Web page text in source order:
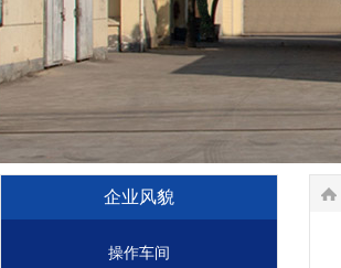
企业风貌
操作车间